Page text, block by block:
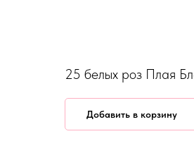
25 белых роз Плая
Добавить в корзину